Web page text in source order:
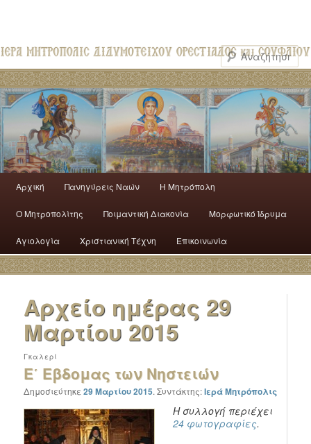
Αρχική Πανηγύρεις Ναών H Mητρόπολη
Ο Mητροπολίτης Ποιμαντική Διακονία Μορφωτικό Ίδρυμα
Αγιολογία Χριστιανική Τέχνη Επικοινωνία
Αρχείο ημέρας 29
Μαρτίου 2015
Ε΄ Εβδομας των Νηστειών
Γκαλερί
Δημοσιεύτηκε29 Μαρτίου 2015.Συντάκτης:Ιερά Μητρόπολις
Η συλλογή περιέχει
24 φωτογραφίες.